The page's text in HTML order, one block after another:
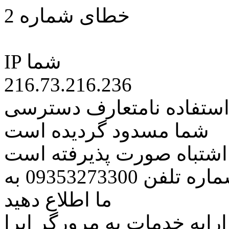
خطای شماره 2
IP شما
216.73.216.236
نامتعارف دسترسی
شما مسدود گردیده است
اشتباه صورت پذیرفته است
مراتب این مسئله را از طریق شماره تلفن 09353273300 به
ما اطلاع دهید
خدمات به مرورگر اپرا